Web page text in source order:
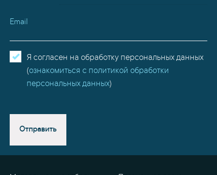
Email
Я согласен на обработку персональных данных
(ознакомиться с политикой обработки
персональных данных)
Отправить